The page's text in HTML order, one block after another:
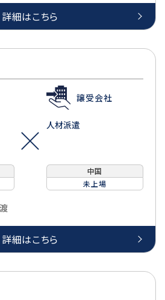
詳細はこちら
譲受会社
人材派遣
中国
未上場
詳細はこちら